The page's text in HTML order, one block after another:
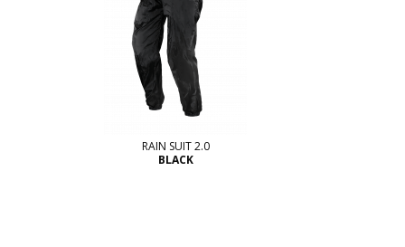
RAIN SUIT 2.0
BLACK